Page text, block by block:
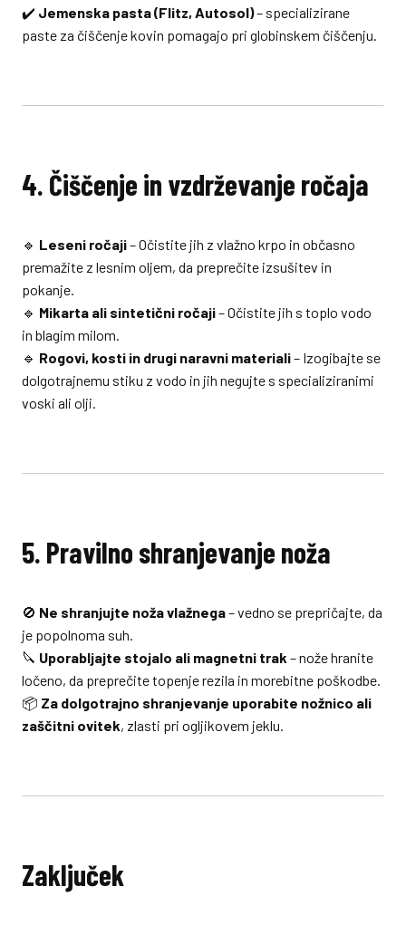
✔️ Jemenska pasta (Flitz, Autosol)– specializirane
paste za čiščenje kovin pomagajo pri globinskem čiščenju.
4. Čiščenje in vzdrževanje ročaja
🔹 Leseni ročaji– Očistite jih z vlažno krpo in občasno
premažite z lesnim oljem, da preprečite izsušitev in
pokanje.
🔹 Mikarta ali sintetični ročaji– Očistite jih s toplo vodo
in blagim milom.
🔹 Rogovi, kosti in drugi naravni materiali– Izogibajte se
dolgotrajnemu stiku z vodo in jih negujte s specializiranimi
voski ali olji.
5. Pravilno shranjevanje noža
🚫 Ne shranjujte noža vlažnega– vedno se prepričajte, da
je popolnoma suh.
🔪 Uporabljajte stojalo ali magnetni trak – nože hranite
ločeno, da preprečite topenje rezila in morebitne poškodbe.
📦 Za dolgotrajno shranjevanje uporabite nožnico ali
zaščitni ovitek, zlasti pri ogljikovem jeklu.
Zaključek